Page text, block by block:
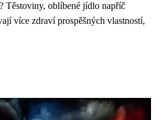
Těstoviny, oblíbené jídlo napříč
více zdraví prospěšných vlastností,